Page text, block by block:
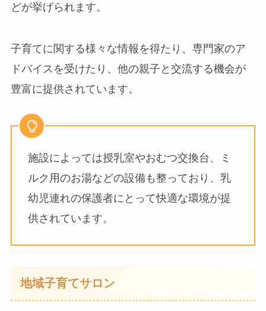
どが挙げられます。
子育てに関する様々な情報を得たり、専門家のア
ドバイスを受けたり、他の親子と交流する機会が
豊富に提供されています。
施設によっては授乳室やおむつ交換台、ミ
ルク用のお湯などの設備も整っており、乳
幼児連れの保護者にとって快適な環境が提
供されています。
地域子育てサロン